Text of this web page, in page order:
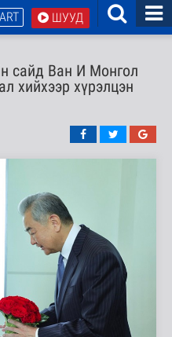
ШУУД
сайд Ван И Монгол
хийхээр хүрэлцэн